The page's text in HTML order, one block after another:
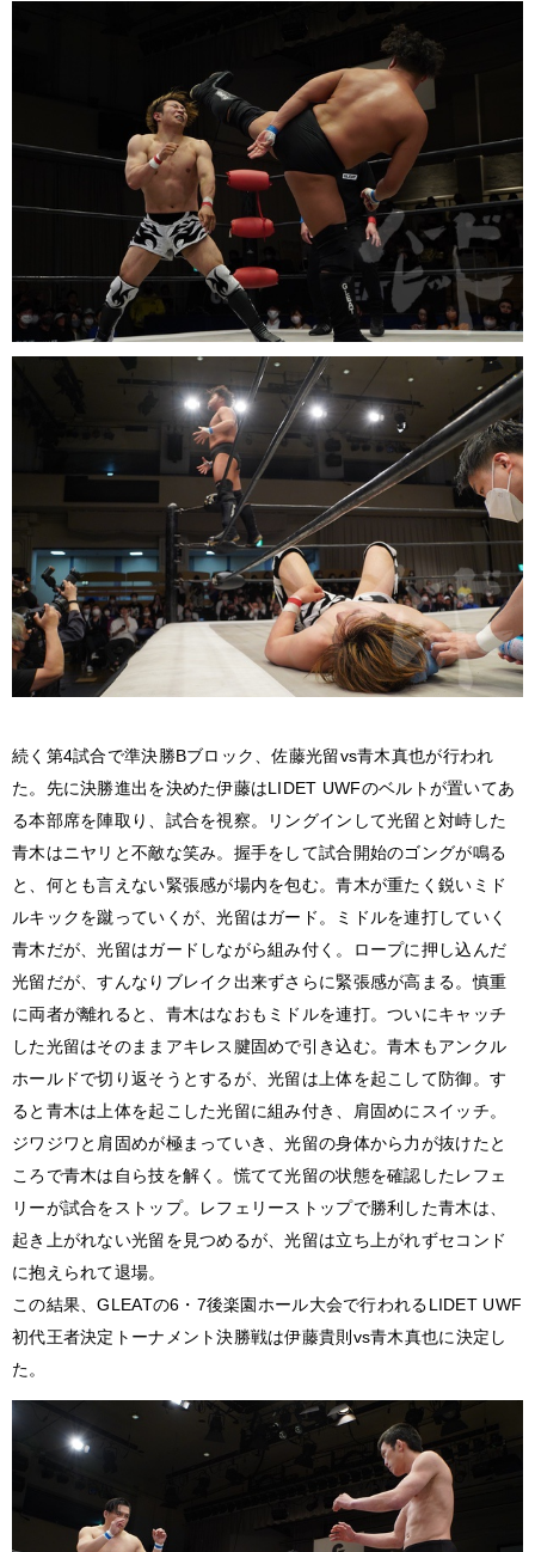
続く第4試合で準決勝Bブロック、佐藤光留vs青木真也が行われ
た。先に決勝進出を決めた伊藤はLIDET UWFのベルトが置いてあ
る本部席を陣取り、試合を視察。リングインして光留と対峙した
青木はニヤリと不敵な笑み。握手をして試合開始のゴングが鳴る
と、何とも言えない緊張感が場内を包む。青木が重たく鋭いミド
ルキックを蹴っていくが、光留はガード。ミドルを連打していく
青木だが、光留はガードしながら組み付く。ロープに押し込んだ
光留だが、すんなりブレイク出来ずさらに緊張感が高まる。慎重
に両者が離れると、青木はなおもミドルを連打。ついにキャッチ
した光留はそのままアキレス腱固めで引き込む。青木もアンクル
ホールドで切り返そうとするが、光留は上体を起こして防御。す
ると青木は上体を起こした光留に組み付き、肩固めにスイッチ。
ジワジワと肩固めが極まっていき、光留の身体から力が抜けたと
ころで青木は自ら技を解く。慌てて光留の状態を確認したレフェ
リーが試合をストップ。レフェリーストップで勝利した青木は、
起き上がれない光留を見つめるが、光留は立ち上がれずセコンド
に抱えられて退場。
この結果、GLEATの6・7後楽園ホール大会で行われるLIDET UWF
初代王者決定トーナメント決勝戦は伊藤貴則vs青木真也に決定し
た。